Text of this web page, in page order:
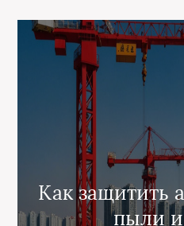
Как защитить
пыли и